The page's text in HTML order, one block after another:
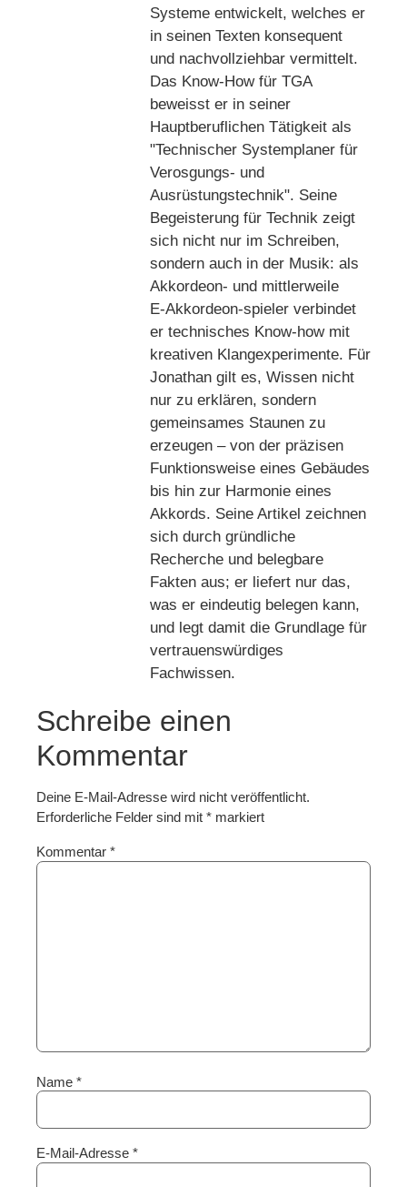
Systeme entwickelt, welches er
in seinen Texten konsequent
und nachvollziehbar vermittelt.
Das Know-How für TGA
beweisst er in seiner
Hauptberuflichen Tätigkeit als
"Technischer Systemplaner für
Verosgungs- und
Ausrüstungstechnik". Seine
Begeisterung für Technik zeigt
sich nicht nur im Schreiben,
sondern auch in der Musik: als
Akkordeon‑ und mittlerweile
E‑Akkordeon‑spieler verbindet
er technisches Know‑how mit
kreativen Klangexperimente. Für
Jonathan gilt es, Wissen nicht
nur zu erklären, sondern
gemeinsames Staunen zu
erzeugen – von der präzisen
Funktionsweise eines Gebäudes
bis hin zur Harmonie eines
Akkords. Seine Artikel zeichnen
sich durch gründliche
Recherche und belegbare
Fakten aus; er liefert nur das,
was er eindeutig belegen kann,
und legt damit die Grundlage für
vertrauenswürdiges
Fachwissen.
Schreibe einen
Kommentar
Deine E-Mail-Adresse wird nicht veröffentlicht.
Erforderliche Felder sind mit * markiert
Kommentar *
Name *
E-Mail-Adresse *